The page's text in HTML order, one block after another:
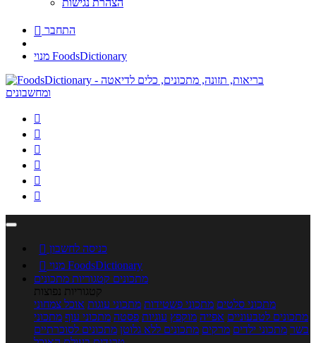
הצהרת נגישות
 התחבר
מנוי FoodsDictionary






 כניסה לחשבון

מנוי FoodsDictionary
מתכונים קטגוריות מתכונים
קטגוריות נפוצות
מתכוני סלטים מתכוני פשטידות מתכוני עוגות אוכל צמחוני
מתכונים לטבעוניים אפייה מוקפץ עוגיות פסטה מתכוני עוף מתכוני
בשר מתכוני ילדים מרקים מתכונים ללא גלוטן מתכונים לסוכרתיים